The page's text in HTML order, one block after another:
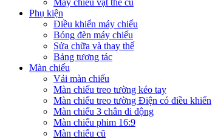
Phụ kiện
Điều khiển máy chiếu
Bóng đèn máy chiếu
Sửa chữa và thay thế
Bảng tương tác
Màn chiếu
Vải màn chiếu
Màn chiếu treo tường kéo tay
Màn chiếu treo tường Điện có điều khiển
Màn chiếu 3 chân di động
Màn chiếu phim 16:9
Màn chiếu cũ